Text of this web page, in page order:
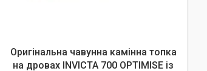
Оригінальна чавунна камінна топка
на дровах INVICTA 700 OPTIMISE із